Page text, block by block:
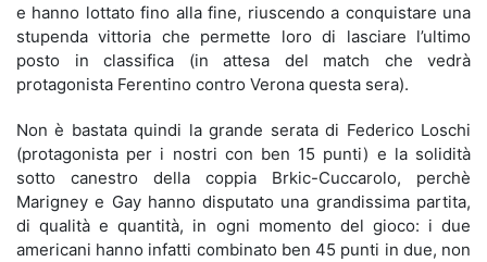
e hanno lottato fino alla fine, riuscendo a conquistare una
stupenda vittoria che permette loro di lasciare l’ultimo
posto in classifica (in attesa del match che vedrà
protagonista Ferentino contro Verona questa sera).
Non è bastata quindi la grande serata di Federico Loschi
(protagonista per i nostri con ben 15 punti) e la solidità
sotto canestro della coppia Brkic-Cuccarolo, perchè
Marigney e Gay hanno disputato una grandissima partita,
di qualità e quantità, in ogni momento del gioco: i due
americani hanno infatti combinato ben 45 punti in due, non